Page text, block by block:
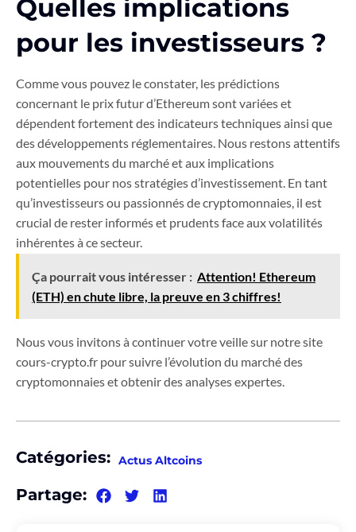
Quelles implications
pour les investisseurs ?
Comme vous pouvez le constater, les prédictions
concernant le prix futur d’Ethereum sont variées et
dépendent fortement des indicateurs techniques ainsi que
des développements réglementaires. Nous restons attentifs
aux mouvements du marché et aux implications
potentielles pour nos stratégies d’investissement. En tant
qu’investisseurs ou passionnés de cryptomonnaies, il est
crucial de rester informés et prudents face aux volatilités
inhérentes à ce secteur.
Ça pourrait vous intéresser : Attention! Ethereum
(ETH) en chute libre, la preuve en 3 chiffres!
Nous vous invitons à continuer votre veille sur notre site
cours-crypto.fr pour suivre l’évolution du marché des
cryptomonnaies et obtenir des analyses expertes.
Catégories: Actus Altcoins
Partage: